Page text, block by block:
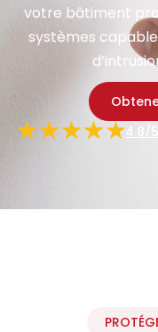
votre bâtiment
systèmes
4.8/